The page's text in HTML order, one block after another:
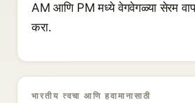
AM आणि PM मध्ये वेगवेगळ्या सेरम
करा.
भारतीय त्वचा आणि हवामानासाठी